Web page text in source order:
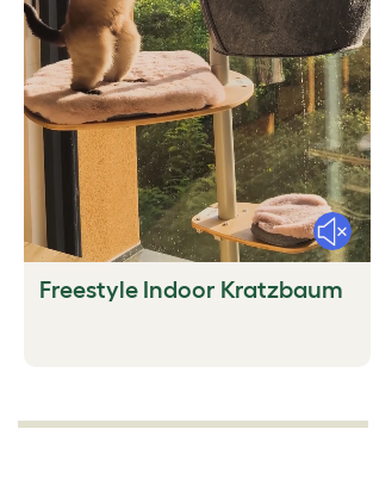
Mute
Freestyle Indoor Kratzbaum